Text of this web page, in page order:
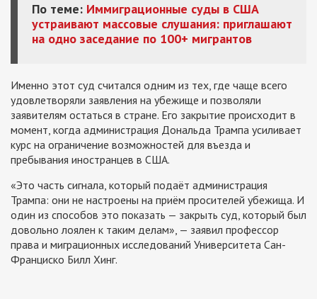
По теме: Иммиграционные суды в США
устраивают массовые слушания: приглашают
на одно заседание по 100+ мигрантов
Именно этот суд считался одним из тех, где чаще всего
удовлетворяли заявления на убежище и позволяли
заявителям остаться в стране. Его закрытие происходит в
момент, когда администрация Дональда Трампа усиливает
курс на ограничение возможностей для въезда и
пребывания иностранцев в США.
«Это часть сигнала, который подаёт администрация
Трампа: они не настроены на приём просителей убежища. И
один из способов это показать — закрыть суд, который был
довольно лоялен к таким делам», — заявил профессор
права и миграционных исследований Университета Сан-
Франциско Билл Хинг.